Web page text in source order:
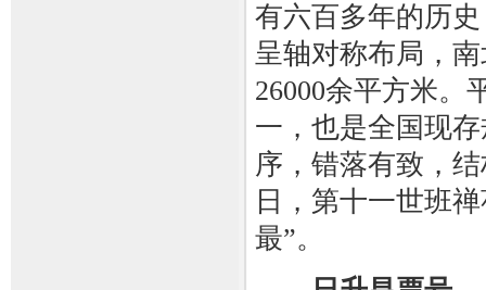
有六百多年的历
呈轴对称布局，
26000余平方米。
一，也是全国现
序，错落有致，
日，第十一世班
最”。